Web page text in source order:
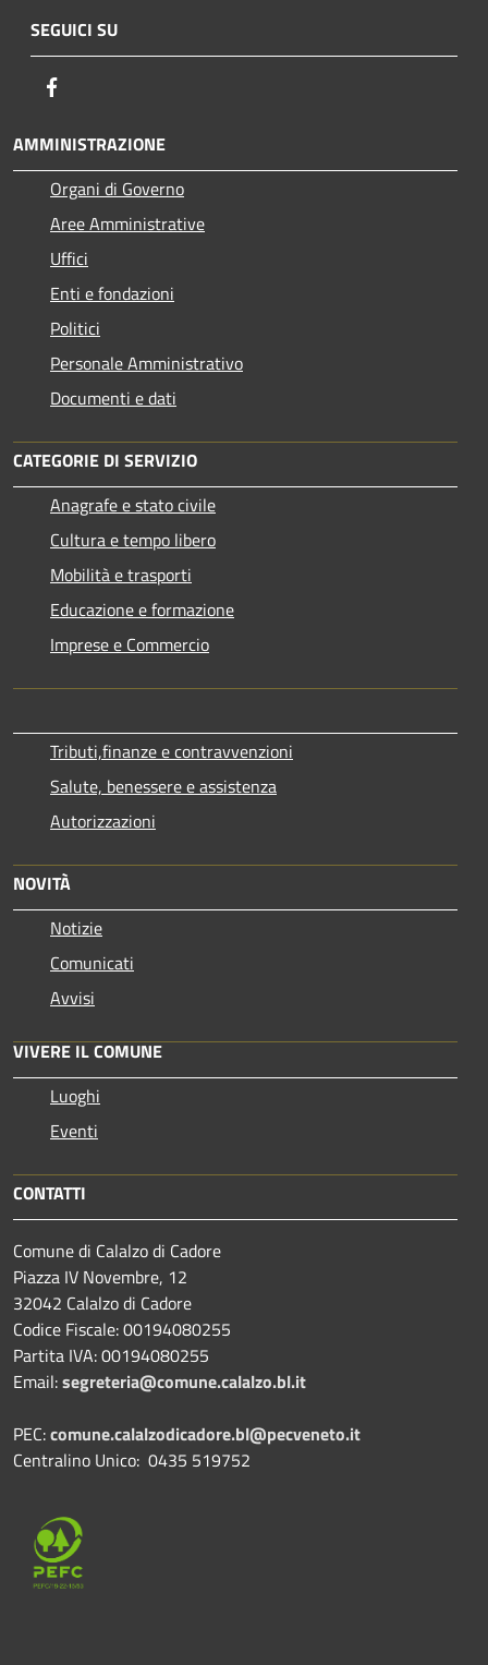
SEGUICI SU
AMMINISTRAZIONE
Organi di Governo
Aree Amministrative
Uffici
Enti e fondazioni
Politici
Personale Amministrativo
Documenti e dati
CATEGORIE DI SERVIZIO
Anagrafe e stato civile
Cultura e tempo libero
Mobilità e trasporti
Educazione e formazione
Imprese e Commercio
Tributi,finanze e contravvenzioni
Salute, benessere e assistenza
Autorizzazioni
NOVITÀ
Notizie
Comunicati
Avvisi
VIVERE IL COMUNE
Luoghi
Eventi
CONTATTI
Comune di Calalzo di Cadore
Piazza IV Novembre, 12
32042 Calalzo di Cadore
Codice Fiscale: 00194080255
Partita IVA: 00194080255
Email:segreteria@comune.calalzo.bl.it
PEC:comune.calalzodicadore.bl@pecveneto.it
Centralino Unico: 0435 519752